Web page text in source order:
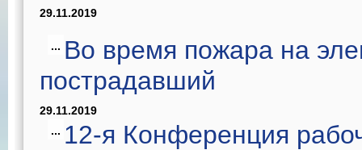
29.11.2019
... Во время пожара на
пострадавший
29.11.2019
... 12-я Конференция